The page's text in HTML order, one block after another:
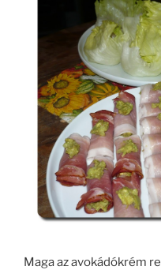
Maga az avokádókrém